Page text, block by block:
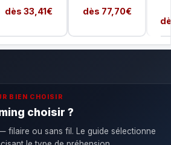
dès 33,41€ dès 77,70€
BIEN CHOISIR
choisir ?
filaire ou sans fil. Le guide sélectionne